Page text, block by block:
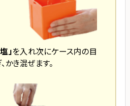
」を入れ次にケース内の目
かき混ぜます。